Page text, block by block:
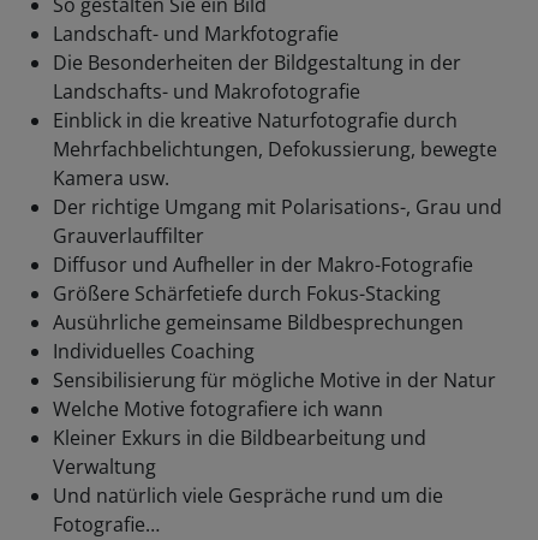
Landschaft- und Markfotografie
Die Besonderheiten der Bildgestaltung in der
Landschafts- und Makrofotografie
Einblick in die kreative Naturfotografie durch
Mehrfachbelichtungen, Defokussierung, bewegte
Kamera usw.
Der richtige Umgang mit Polarisations-, Grau und
Grauverlauffilter
Diffusor und Aufheller in der Makro-Fotografie
Größere Schärfetiefe durch Fokus-Stacking
Ausührliche gemeinsame Bildbesprechungen
Individuelles Coaching
Sensibilisierung für mögliche Motive in der Natur
Welche Motive fotografiere ich wann
Kleiner Exkurs in die Bildbearbeitung und
Verwaltung
Und natürlich viele Gespräche rund um die
Fotografie…